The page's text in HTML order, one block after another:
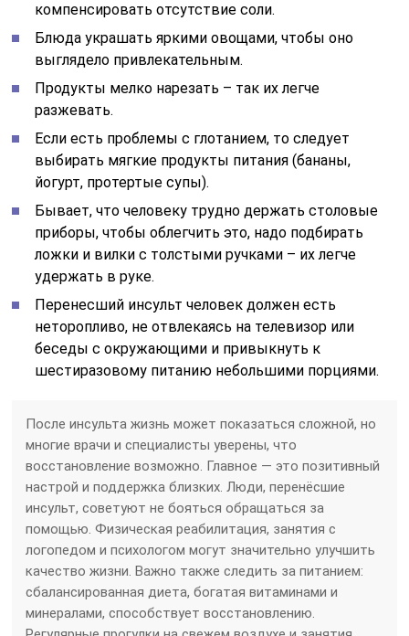
компенсировать отсутствие соли.
Блюда украшать яркими овощами, чтобы оно
выглядело привлекательным.
Продукты мелко нарезать – так их легче
разжевать.
Если есть проблемы с глотанием, то следует
выбирать мягкие продукты питания (бананы,
йогурт, протертые супы).
Бывает, что человеку трудно держать столовые
приборы, чтобы облегчить это, надо подбирать
ложки и вилки с толстыми ручками – их легче
удержать в руке.
Перенесший инсульт человек должен есть
неторопливо, не отвлекаясь на телевизор или
беседы с окружающими и привыкнуть к
шестиразовому питанию небольшими порциями.
После инсульта жизнь может показаться сложной, но
многие врачи и специалисты уверены, что
восстановление возможно. Главное — это позитивный
настрой и поддержка близких. Люди, перенёсшие
инсульт, советуют не бояться обращаться за
помощью. Физическая реабилитация, занятия с
логопедом и психологом могут значительно улучшить
качество жизни. Важно также следить за питанием:
сбалансированная диета, богатая витаминами и
минералами, способствует восстановлению.